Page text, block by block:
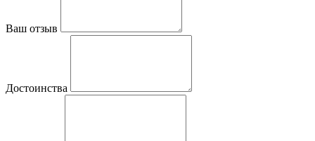
Ваш отзыв
Достоинства